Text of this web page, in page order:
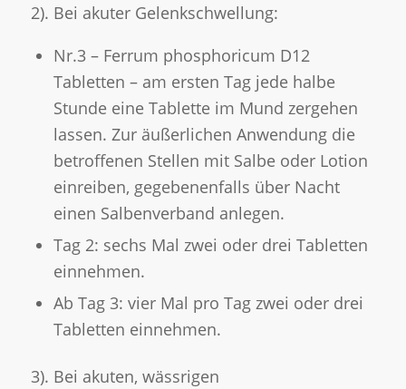
2). Bei akuter Gelenkschwellung:
Nr.3 – Ferrum phosphoricum D12
Tabletten – am ersten Tag jede halbe
Stunde eine Tablette im Mund zergehen
lassen. Zur äußerlichen Anwendung die
betroffenen Stellen mit Salbe oder Lotion
einreiben, gegebenenfalls über Nacht
einen Salbenverband anlegen.
Tag 2: sechs Mal zwei oder drei Tabletten
einnehmen.
Ab Tag 3: vier Mal pro Tag zwei oder drei
Tabletten einnehmen.
3). Bei akuten, wässrigen